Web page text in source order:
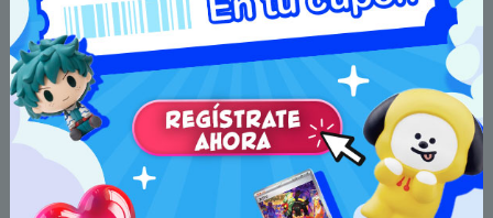
Orient watch
Inaugurada en 1950, Orient domina la producción de
relojes mecánicos y se empeña en fabricar todos los
componentes de sus relojes en sus propias
instalaciones. En contra de las ideas preconcebidas, este
tipo de reloj sigue siendo relativamente asequible, con
una amplia selección que permite a los consumidores
elegir una opción que se adapte a su presupuesto.